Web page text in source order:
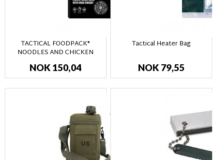
TACTICAL FOODPACK®
NOODLES AND CHICKEN
NOK 150,04
Tactical Heater Bag
NOK 79,55